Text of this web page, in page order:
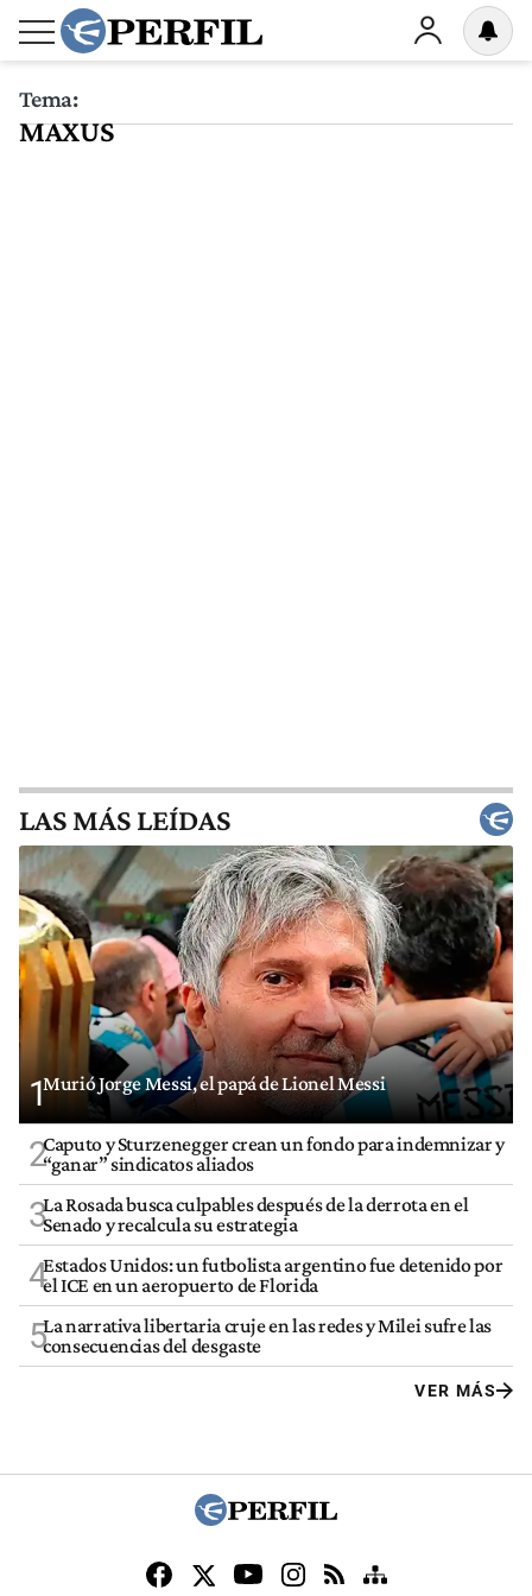
Tema:
MAXUS
LAS MÁS LEÍDAS
1Murió Jorge Messi, el papá de Lionel Messi
2Caputo y Sturzenegger crean un fondo para indemnizar y
“ganar” sindicatos aliados
3La Rosada busca culpables después de la derrota en el
Senado y recalcula su estrategia
4Estados Unidos: un futbolista argentino fue detenido por
el ICE en un aeropuerto de Florida
5La narrativa libertaria cruje en las redes y Milei sufre las
consecuencias del desgaste
VER MÁS